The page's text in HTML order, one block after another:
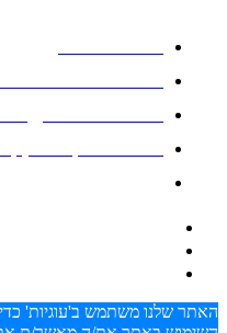
האתר שלנו משתמש ב'עוגיות'